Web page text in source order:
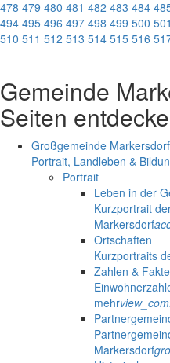
478 479 480 481 482 483 484
494 495 496 497 498 499 500 501
510 511 512 513 514 515 516
Gemeinde
Seiten
Großgemeinde Markersdorf
Portrait, Landleben &
Portrait
Leben in der
Kurzportrait
Markersdorf
Ortschaften
Kurzportraits
Zahlen &
mehr
Markersdorf